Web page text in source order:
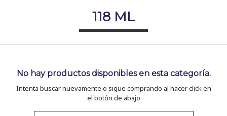
118 ML
No hay productos disponibles en esta categoría.
Intenta buscar nuevamente o sigue comprando al hacer click en
el botón de abajo